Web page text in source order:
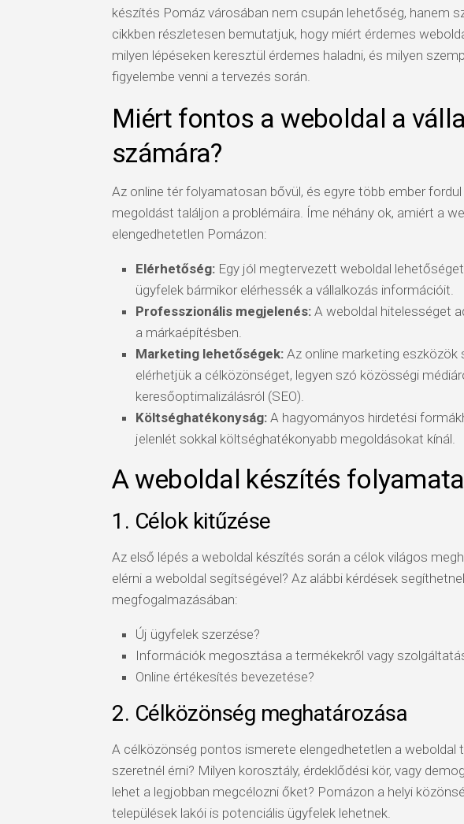
készítés Pomáz városában nem csupán lehetőség, hanem
cikkben részletesen bemutatjuk, hogy miért érdemes
milyen lépéseken keresztül érdemes haladni, és milyen
figyelembe venni a tervezés során.
Miért fontos a weboldal a
számára?
Az online tér folyamatosan bővül, és egyre több ember
megoldást találjon a problémáira. Íme néhány ok, amiért a
elengedhetetlen Pomázon:
Elérhetőség: Egy jól megtervezett weboldal
ügyfelek bármikor elérhessék a vállalkozás információit.
Professzionális megjelenés: A weboldal hitelességet
a márkaépítésben.
Marketing lehetőségek: Az online marketing eszközök
elérhetjük a célközönséget, legyen szó közösségi
keresőoptimalizálásról (SEO).
Költséghatékonyság: A hagyományos hirdetési
jelenlét sokkal költséghatékonyabb megoldásokat kínál.
A weboldal készítés
1. Célok kitűzése
Az első lépés a weboldal készítés során a célok világos
elérni a weboldal segítségével? Az alábbi kérdések
megfogalmazásában:
Új ügyfelek szerzése?
Információk megosztása a termékekről vagy
Online értékesítés bevezetése?
2. Célközönség meghatározása
A célközönség pontos ismerete elengedhetetlen a weboldal
szeretnél érni? Milyen korosztály, érdeklődési kör, vagy
lehet a legjobban megcélozni őket? Pomázon a helyi
települések lakói is potenciális ügyfelek lehetnek.